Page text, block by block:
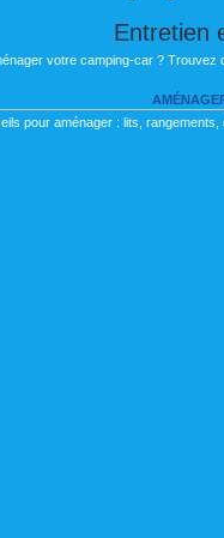
Entretien
votre camping-car ?
pour aménager : lits,